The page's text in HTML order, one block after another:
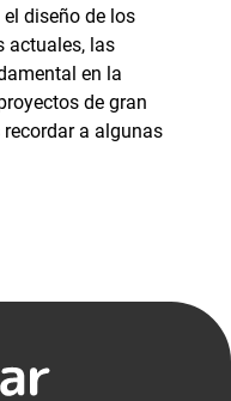
diseño de los
actuales, las
en la
de gran
a algunas